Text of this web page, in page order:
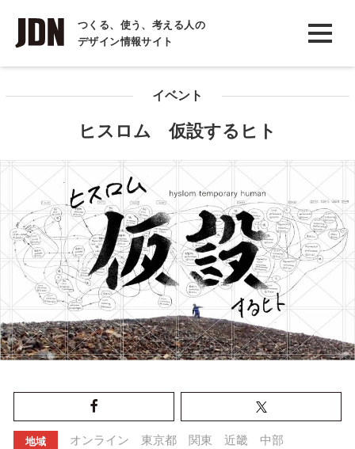
つくる、使う、考える人の
デザイン情報サイト
INTERVIEW
インタビュー
コラム
イベント
ヒスロム 仮設するヒト
地域 オンライン 東京都 関東 近畿 中部